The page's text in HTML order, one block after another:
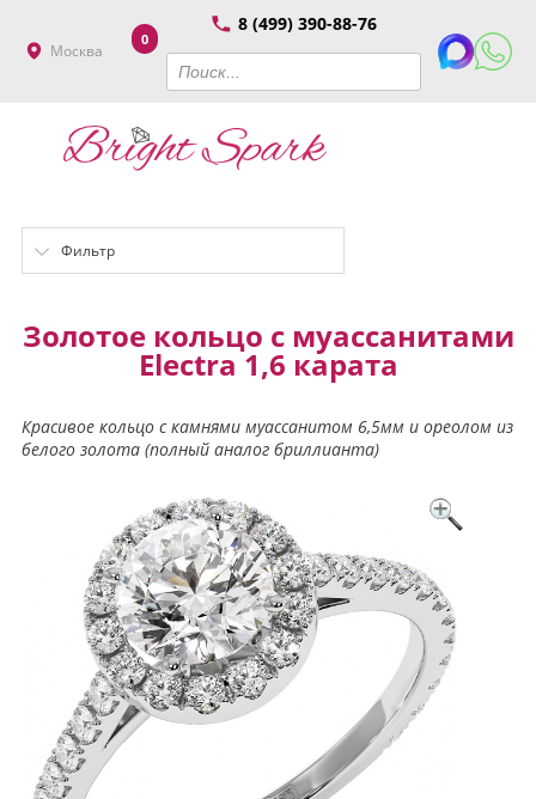
Москва
8 (499) 390-88-76
0
Фильтр
Золотое кольцо с муассанитами
Electra 1,6 карата
Красивое кольцо с камнями муассанитом 6,5мм и ореолом из
белого золота (полный аналог бриллианта)